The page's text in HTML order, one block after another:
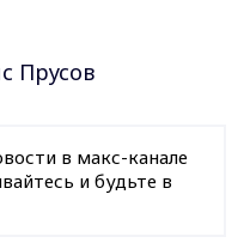
Прусов
в макс-канале
и будьте в